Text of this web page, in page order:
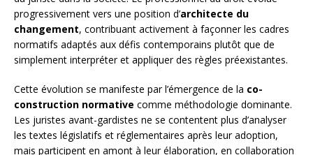
progressivement vers une position d’architecte du
changement, contribuant activement à façonner les cadres
normatifs adaptés aux défis contemporains plutôt que de
simplement interpréter et appliquer des règles préexistantes.
Cette évolution se manifeste par l’émergence de la co-
construction normative comme méthodologie dominante.
Les juristes avant-gardistes ne se contentent plus d’analyser
les textes législatifs et réglementaires après leur adoption,
mais participent en amont à leur élaboration, en collaboration